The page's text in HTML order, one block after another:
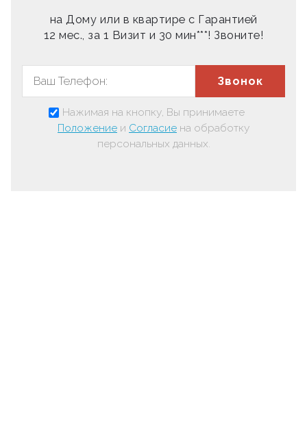
на Дому или в квартире с Гарантией
12 мес., за 1 Визит и 30 мин***! Звоните!
Звонок
Нажимая на кнопку, Вы принимаете
Положение и Согласие на обработку
персональных данных.